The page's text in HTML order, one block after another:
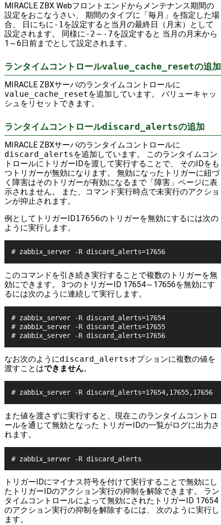
MIRACLE ZBX Webフロントエンドからメンテナンス期間の
設定をおこなうさい、 期間のタイプに「毎月」を指定した場
合、 日にちに -1 を設定すると当月の最終日（月末）として
設定されます。 同様に -2 ～ -7を設定すると 当月の月末から
1～6日前までとして設定されます。
ランタイムコントロールvalue_cache_resetの追加
MIRACLE ZBXサーバのランタイムコントロールに
value_cache_reset を追加しています。 バリューキャッ
シュをリセットできます。
ランタイムコントロールdiscard_alertsの追加
MIRACLE ZBXサーバのランタイムコントロールに
discard_alerts を追加しています。 このランタイムコン
トロールにトリガーIDを渡して実行することで、 そのIDをも
つトリガーが無効になります。 無効になったトリガーに紐づ
く障害はそのトリガーが有効になるまで「障害」ページに表
示されません。 また、コマンド実行時点で未実行のアクショ
ンが抑止されます。
例としてトリガーID17656のトリガーを無効にするには次の
ように実行します。
# zabbix_server -R discard_alerts=17656
このコマンドを引き続き実行することで複数のトリガーを無
効にできます。 3つのトリガーID 17654～17656を無効にす
るには次のように連続して実行します。
# zabbix_server -R discard_alerts=17654
# zabbix_server -R discard_alerts=17655
# zabbix_server -R discard_alerts=17656
なお次のようにdiscard_alertsオプションに複数の値を
渡すことはできません。
# zabbix_server -R discard_alerts=17654,17655,17656
また値を渡さずに実行すると、現在このランタイムコントロ
ールを通じて無効となった トリガーIDの一覧がログに出力さ
れます。
# zabbix_server -R discard_alerts
トリガーIDにマイナス符号を付けて実行することで無効にし
たトリガーIDのアクション実行の抑制を解除できます。 ラン
タイムコントロールによって無効にされたトリガーID 17654
のアクション実行の抑制を解除するには、 次のように実行し
ます。